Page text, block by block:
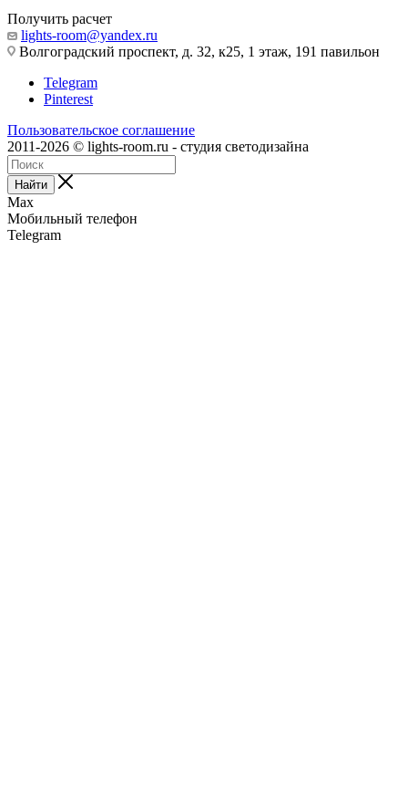
Получить расчет
lights-room@yandex.ru
Волгоградский проспект, д. 32, к25, 1 этаж, 191 павильон
Telegram
Pinterest
Пользовательское соглашение
2011-2026 © lights-room.ru - студия светодизайна
Найти
Max
Мобильный телефон
Telegram